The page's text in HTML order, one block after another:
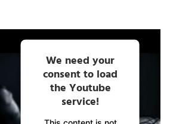
We need your
consent to load
the Youtube
service!